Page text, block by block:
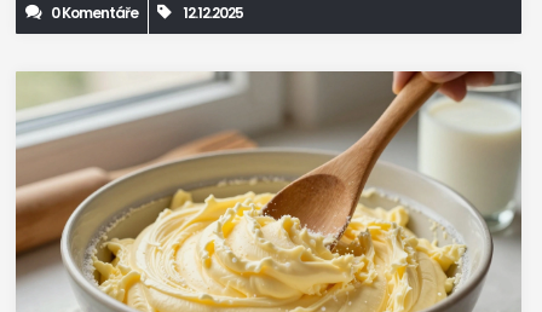
0 Komentáře 12.12.2025